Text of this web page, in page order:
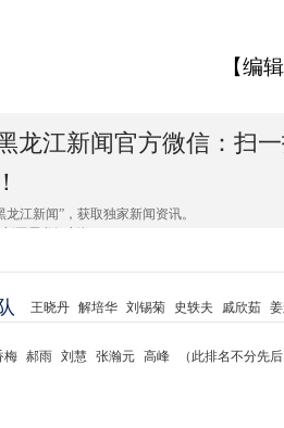
【编
龙江新闻官方微信：扫
龙江新闻”，获取独家新闻资讯。
王晓丹 解培华 刘锡菊 史轶夫 戚欣茹
梅 郝雨 刘慧 张瀚元 高峰 （此排名不分先